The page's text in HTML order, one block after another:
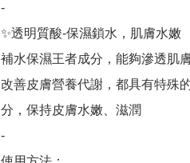
-
✨透明質酸-保濕鎖水，肌膚水嫩
補水保濕王者成分，能夠滲透肌
改善皮膚營養代謝，都具有特殊
分，保持皮膚水嫩、滋潤
-